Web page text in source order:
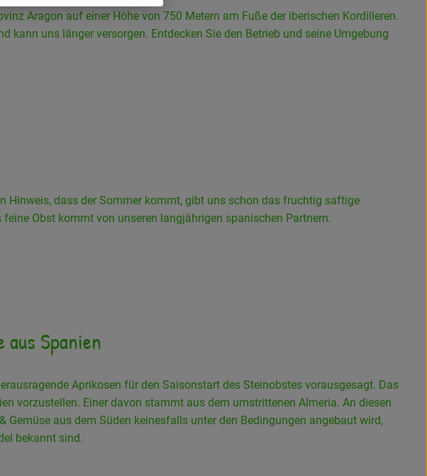
Aragon auf einer Höhe von 750 Metern am Fuße der iberischen Kordilleren.
kann uns länger versorgen. Entdecken Sie den Betrieb und seine Umgebung
Hinweis, dass der Sommer kommt, gibt uns schon das fruchtig saftige
Obst kommt von unseren langjährigen spanischen Partnern.
Spanien
Aprikosen für den Saisonstart des Steinobstes vorausgesagt. Das
vorzustellen. Einer davon stammt aus dem umstrittenen Almeria. An diesen
Gemüse aus dem Süden keinesfalls unter den Bedingungen angebaut wird,
bekannt sind.